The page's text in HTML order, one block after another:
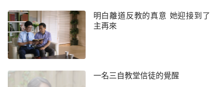
還袖手旁觀，隔離我不讓我去聚會，看著我快到懸崖
邊了也不拉我一把，這不是落井下石嗎？這是信主之
人的所為嗎？他們這樣做合主心意嗎？主耶穌說：
『你要盡心、盡性、盡意，愛主你的神。這是誡命中
己。』（太22：37-39）主教導我們要愛人如己，他
明白離道反教的真意 她迎接到了
主再來
一名三自教堂信徒的覺醒